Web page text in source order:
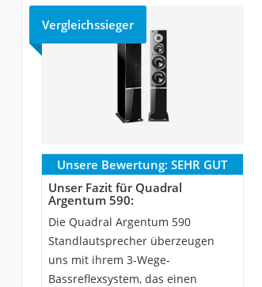
Vergleichssieger
Unsere Bewertung: SEHR GUT
Unser Fazit für Quadral
Argentum 590:
Die Quadral Argentum 590
Standlautsprecher überzeugen
uns mit ihrem 3-Wege-
Bassreflexsystem, das einen